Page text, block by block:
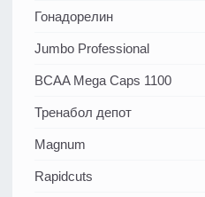
Гонадорелин
Jumbo Professional
BCAA Mega Caps 1100
Тренабол депот
Magnum
Rapidcuts